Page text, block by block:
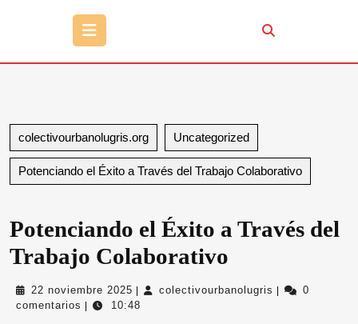
Botón
colectivourbanolugris.org Uncategorized
Potenciando el Éxito a Través del Trabajo Colaborativo
Potenciando el Éxito a Través del
Trabajo Colaborativo
22 noviembre 2025 22
noviembre
colectivourbanolugris
0
comentarios
10:48